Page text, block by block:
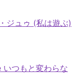
ジュゥ (私は遊ぶ)
つもと変わらな